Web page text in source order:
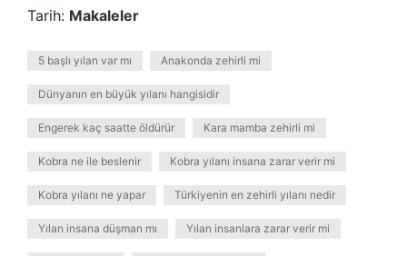
Tarih: Makaleler
5 başlı yılan var mı Anakonda zehirli mi
Dünyanın en büyük yılanı hangisidir
Engerek kaç saatte öldürür Kara mamba zehirli mi
Kobra ne ile beslenir Kobra yılanı insana zarar verir mi
Kobra yılanı ne yapar Türkiyenin en zehirli yılanı nedir
Yılan insana düşman mı Yılan insanlara zarar verir mi